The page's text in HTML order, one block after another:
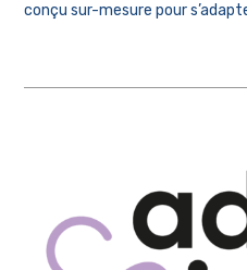
conçu sur-mesure pour